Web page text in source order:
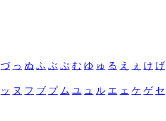
づ っ ぬ ふ ぶ ぷ む ゆ ゅ る え ぇ け げ
ッ ヌ フ ブ プ ム ユ ュ ル エ ェ ケ ゲ セ